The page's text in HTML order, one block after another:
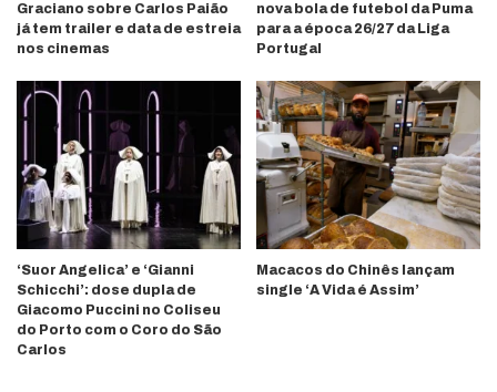
Graciano sobre Carlos Paião
já tem trailer e data de estreia
nos cinemas
nova bola de futebol da Puma
para a época 26/27 da Liga
Portugal
‘Suor Angelica’ e ‘Gianni
Schicchi’: dose dupla de
Giacomo Puccini no Coliseu
do Porto com o Coro do São
Carlos
Macacos do Chinês lançam
single ‘A Vida é Assim’